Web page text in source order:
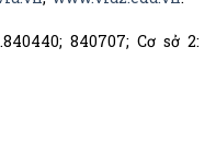
840707; Cơ sở 2: